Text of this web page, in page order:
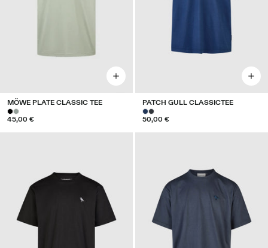
MÖWE PLATE CLASSIC TEE
45,00 €
PATCH GULL CLASSICTEE
50,00 €